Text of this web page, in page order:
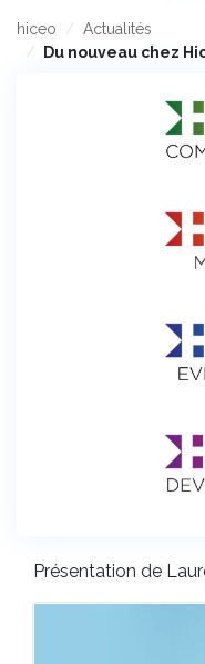
hiceo
Actualités
Du nouveau chez
Présentation de